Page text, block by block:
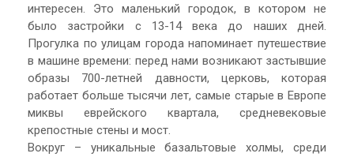
интересен. Это маленький городок, в котором не
было застройки с 13-14 века до наших дней.
Прогулка по улицам города напоминает путешествие
в машине времени: перед нами возникают застывшие
образы 700-летней давности, церковь, которая
работает больше тысячи лет, самые старые в Европе
миквы еврейского квартала, средневековые
крепостные стены и мост.
Вокруг – уникальные базальтовые холмы, среди